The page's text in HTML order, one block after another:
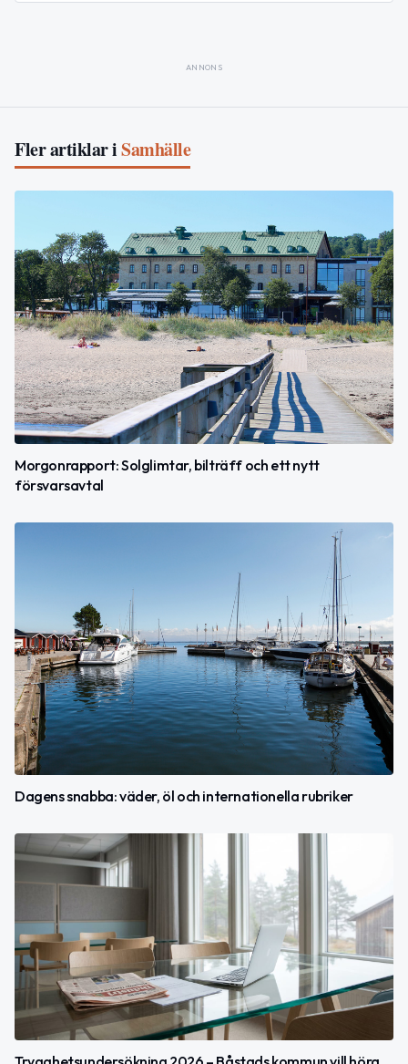
ANNONS
Fler artiklar iSamhälle
Morgonrapport: Solglimtar, bilträff och ett nytt
försvarsavtal
Dagens snabba: väder, öl och internationella rubriker